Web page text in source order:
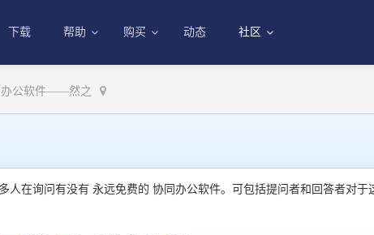
下载 帮助 购买 动态 社区
办公软件——然之
人在询问有没有 永远免费的 协同办公软件。可包括提问者和回答者对于